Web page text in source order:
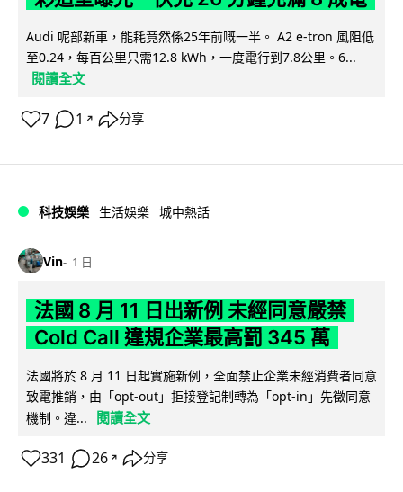
Audi 呢部新車，能耗竟然係25年前嘅一半。 A2 e-tron 風阻低
至0.24，每百公里只需12.8 kWh，一度電行到7.8公里。6...
閱讀全文
7 1 ↗ 分享
科技娛樂 生活娛樂 城中熱話
Vin 1 日
法國 8 月 11 日出新例 未經同意嚴禁
Cold Call 違規企業最高罰 345 萬
法國將於 8 月 11 日起實施新例，全面禁止企業未經消費者同意
致電推銷，由「opt-out」拒接登記制轉為「opt-in」先徵同意
機制。違...
閱讀全文
331 26 ↗ 分享